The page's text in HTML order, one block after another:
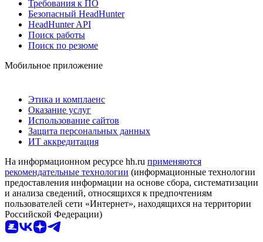
Требования к ПО
Безопасный HeadHunter
HeadHunter API
Поиск работы
Поиск по резюме
Мобильное приложение
Этика и комплаенс
Оказание услуг
Использование сайтов
Защита персональных данных
ИТ аккредитация
На информационном ресурсе hh.ru применяются
рекомендательные технологии (информационные технологии
предоставления информации на основе сбора, систематизации
и анализа сведений, относящихся к предпочтениям
пользователей сети «Интернет», находящихся на территории
Российской Федерации)